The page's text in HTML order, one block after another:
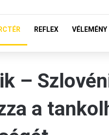
REFLEX VÉLEMÉNY
–
a